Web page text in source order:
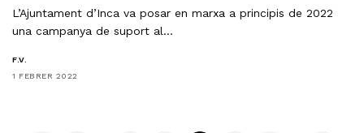
L’Ajuntament d’Inca va posar en marxa a principis de 2022
una campanya de suport al…
F.V.
1 FEBRER 2022